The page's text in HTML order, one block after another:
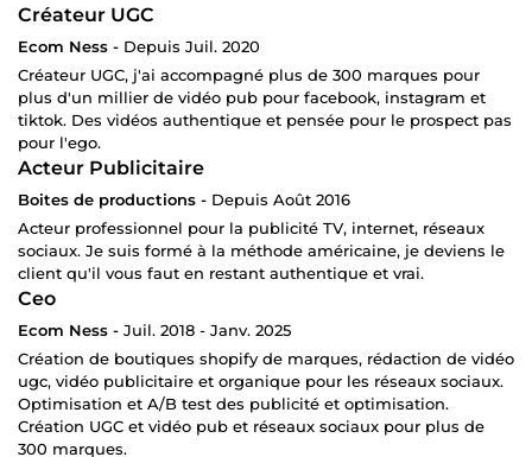
Créateur UGC
Ecom Ness - Depuis Juil. 2020
Créateur UGC, j'ai accompagné plus de 300 marques pour
plus d'un millier de vidéo pub pour facebook, instagram et
tiktok. Des vidéos authentique et pensée pour le prospect pas
pour l'ego.
Acteur Publicitaire
Boites de productions - Depuis Août 2016
Acteur professionnel pour la publicité TV, internet, réseaux
sociaux. Je suis formé à la méthode américaine, je deviens le
client qu'il vous faut en restant authentique et vrai.
Ceo
Ecom Ness - Juil. 2018 - Janv. 2025
Création de boutiques shopify de marques, rédaction de vidéo
ugc, vidéo publicitaire et organique pour les réseaux sociaux.
Optimisation et A/B test des publicité et optimisation.
Création UGC et vidéo pub et réseaux sociaux pour plus de
300 marques.